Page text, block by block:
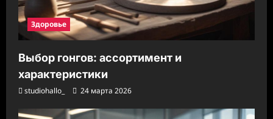
Здоровье
Выбор гонгов: ассортимент и
характеристики
studiohallo_ 24 марта 2026